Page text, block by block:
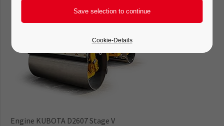
Engine KUBOTA D2607 Stage V
Cookie-Details